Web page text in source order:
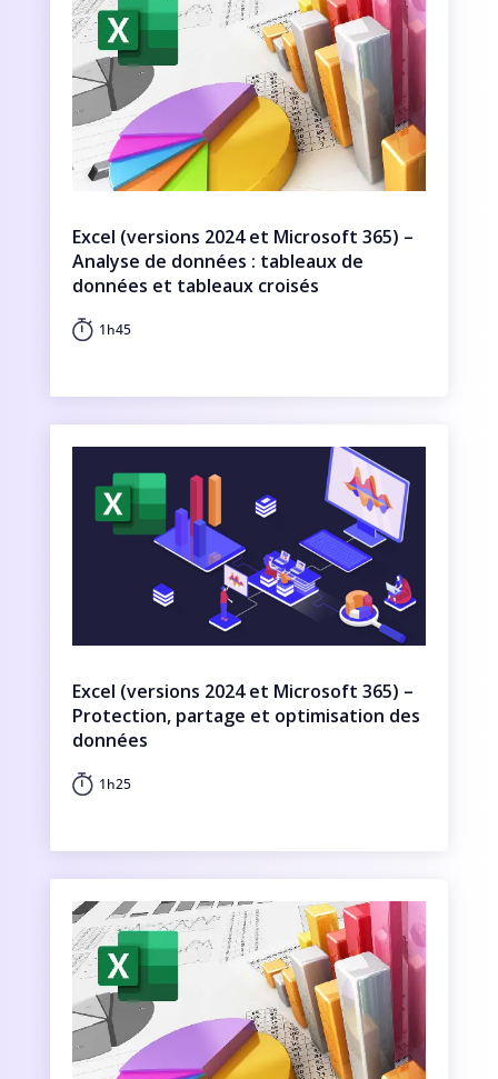
Excel (versions 2024 et Microsoft 365) –
Analyse de données : tableaux de
données et tableaux croisés
1h45
Excel (versions 2024 et Microsoft 365) –
Protection, partage et optimisation des
données
1h25